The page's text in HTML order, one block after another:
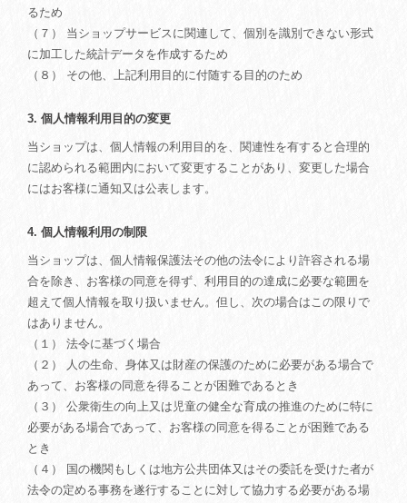
るため
（７） 当ショップサービスに関連して、個別を識別できない形式
に加工した統計データを作成するため
（８） その他、上記利用目的に付随する目的のため
3. 個人情報利用目的の変更
当ショップは、個人情報の利用目的を、関連性を有すると合理的
に認められる範囲内において変更することがあり、変更した場合
にはお客様に通知又は公表します。
4. 個人情報利用の制限
当ショップは、個人情報保護法その他の法令により許容される場
合を除き、お客様の同意を得ず、利用目的の達成に必要な範囲を
超えて個人情報を取り扱いません。但し、次の場合はこの限りで
はありません。
（１） 法令に基づく場合
（２） 人の生命、身体又は財産の保護のために必要がある場合で
あって、お客様の同意を得ることが困難であるとき
（３） 公衆衛生の向上又は児童の健全な育成の推進のために特に
必要がある場合であって、お客様の同意を得ることが困難である
とき
（４） 国の機関もしくは地方公共団体又はその委託を受けた者が
法令の定める事務を遂行することに対して協力する必要がある場